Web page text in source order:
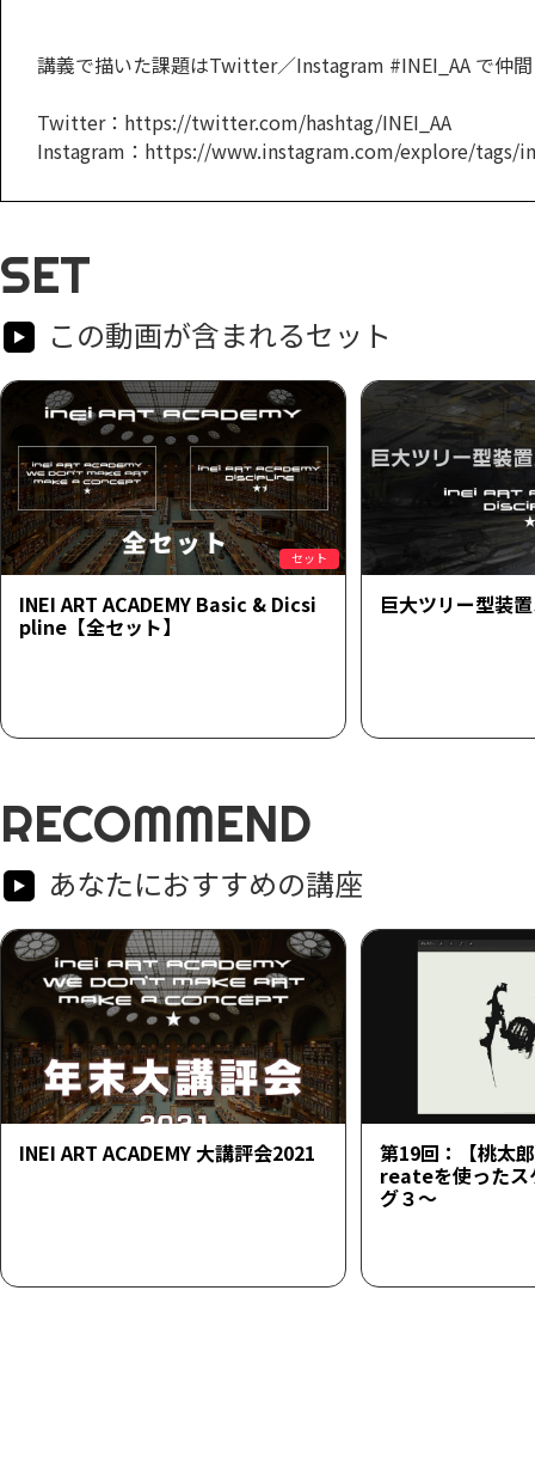
講義で描いた課題はTwitter／Instagram #INEI_AA で仲
Twitter：https://twitter.com/hashtag/INEI_AA
Instagram：https://www.instagram.com/explore/tags/
SET
この動画が含まれるセット
セット
INEI ART ACADEMY Basic & Dicsi
pline【全セット】
巨大ツリー型装
RECOMMEND
あなたにおすすめの講座
INEI ART ACADEMY 大講評会2021 第19回：【桃太
reateを使ったス
グ３～